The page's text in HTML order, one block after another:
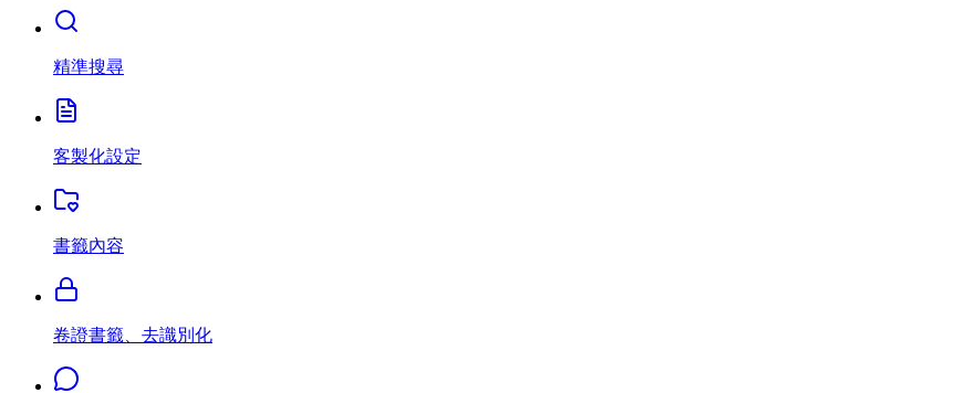
精準搜尋
客製化設定
書籤內容
卷證書籤、去識別化